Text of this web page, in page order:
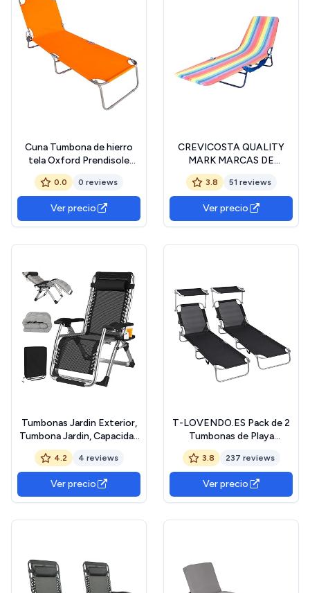
Cuna Tumbona de hierro
tela Oxford Prendisole
piscina playa
0.0 0 reviews
Ver precio
CREVICOSTA QUALITY
MARK MARCAS DE
CALIDAD - Single 1034 -
Tumbona Plegable
Textilene (Orgullo)
3.8 51 reviews
Ver precio
Tumbonas Jardin Exterior,
Tumbona Jardin, Capacidad
de Carga 200Kg, Respaldo
Ajustable con Cojines y
Portavasos, Tumbonas
Plegables, para JardíN,
Playa, Piscina, BalcóN
4.2 4 reviews
Ver precio
T-LOVENDO.ES Pack de 2
Tumbonas de Playa
Reclinables con Parasol
Ajustable | Plegables y
Portátiles | para Jardín,
Terraza, Piscina o Camping |
Aluminio Ligero y Tela
3.8 237 reviews
Ver precio